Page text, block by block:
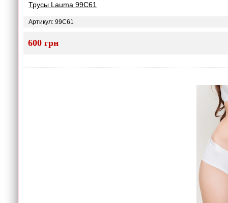
Трусы Lauma 99C61
Артикул: 99C61
600 грн